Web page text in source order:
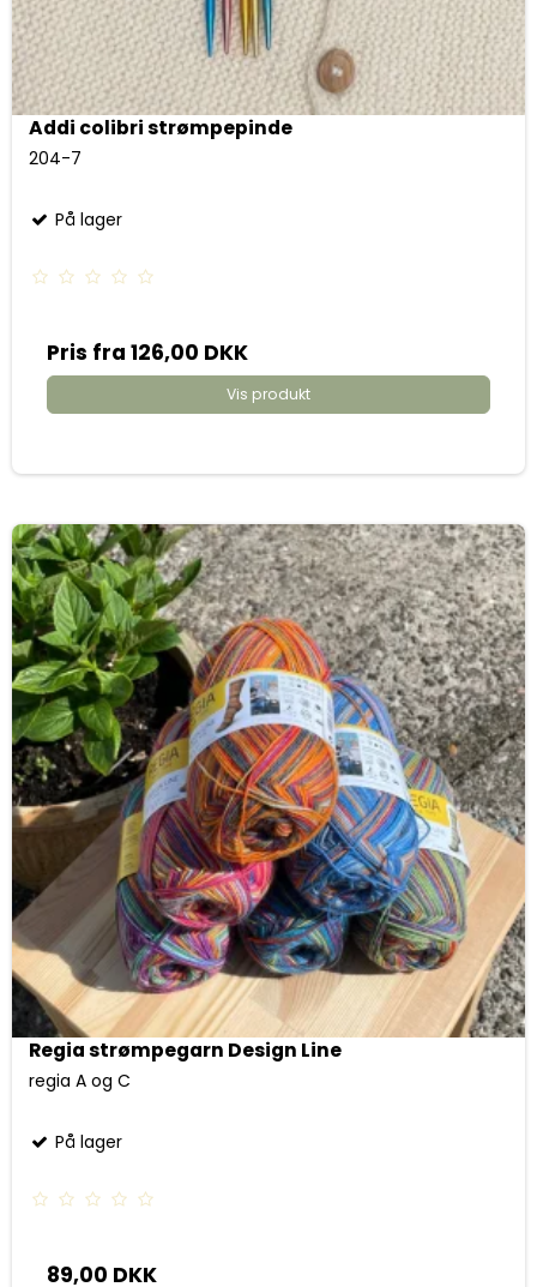
Addi colibri strømpepinde
204-7
På lager
Pris fra 126,00 DKK
Vis produkt
Regia strømpegarn Design Line
regia A og C
På lager
89,00 DKK